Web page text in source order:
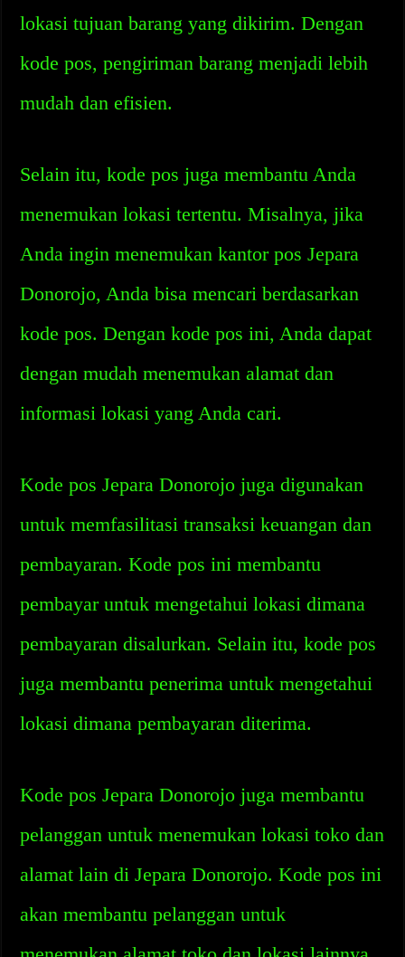
lokasi tujuan barang yang dikirim. Dengan
kode pos, pengiriman barang menjadi lebih
mudah dan efisien.
Selain itu, kode pos juga membantu Anda
menemukan lokasi tertentu. Misalnya, jika
Anda ingin menemukan kantor pos Jepara
Donorojo, Anda bisa mencari berdasarkan
kode pos. Dengan kode pos ini, Anda dapat
dengan mudah menemukan alamat dan
informasi lokasi yang Anda cari.
Kode pos Jepara Donorojo juga digunakan
untuk memfasilitasi transaksi keuangan dan
pembayaran. Kode pos ini membantu
pembayar untuk mengetahui lokasi dimana
pembayaran disalurkan. Selain itu, kode pos
juga membantu penerima untuk mengetahui
lokasi dimana pembayaran diterima.
Kode pos Jepara Donorojo juga membantu
pelanggan untuk menemukan lokasi toko dan
alamat lain di Jepara Donorojo. Kode pos ini
akan membantu pelanggan untuk